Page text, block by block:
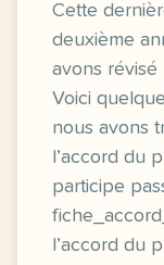
Cette
deuxième
avons révisé
Voici
nous avons
l’accord du
participe
l’accord du